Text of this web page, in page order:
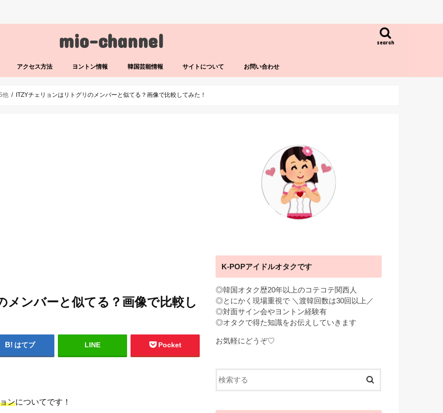
mio-channel search
アクセス方法 ヨントン情報 韓国芸能情報 サイトについて お問い合わせ
他 ITZYチェリョンはリトグリのメンバーと似てる？画像で比較してみた！
ンバーと似てる？画像で比較し
はてブ LINE Pocket
ンについてです！
K-POPアイドルオタクです
◎韓国オタク歴20年以上のコテコテ関西人
◎とにかく現場重視で ＼渡韓回数は30回以上／
◎対面サイン会やヨントン経験有
◎オタクで得た知識をお伝えしていきます
お気軽にどうぞ♡